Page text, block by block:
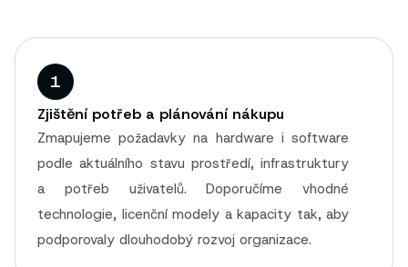
1
Zjištění potřeb a plánování nákupu
Zmapujeme požadavky na hardware i software
podle aktuálního stavu prostředí, infrastruktury
a potřeb uživatelů. Doporučíme vhodné
technologie, licenční modely a kapacity tak, aby
podporovaly dlouhodobý rozvoj organizace.